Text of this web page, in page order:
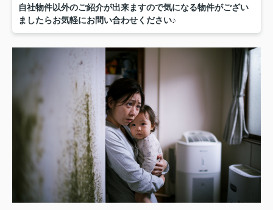
自社物件以外のご紹介が出来ますので気になる物件がござい
ましたらお気軽にお問い合わせください♪